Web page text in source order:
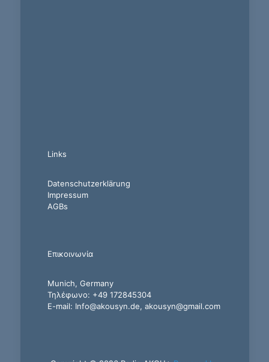
Links
Datenschutzerklärung
Impressum
AGBs
Επικοινωνία
Munich, Germany
Τηλέφωνο: +49 172845304
E-mail: Info@akousyn.de, akousyn@gmail.com